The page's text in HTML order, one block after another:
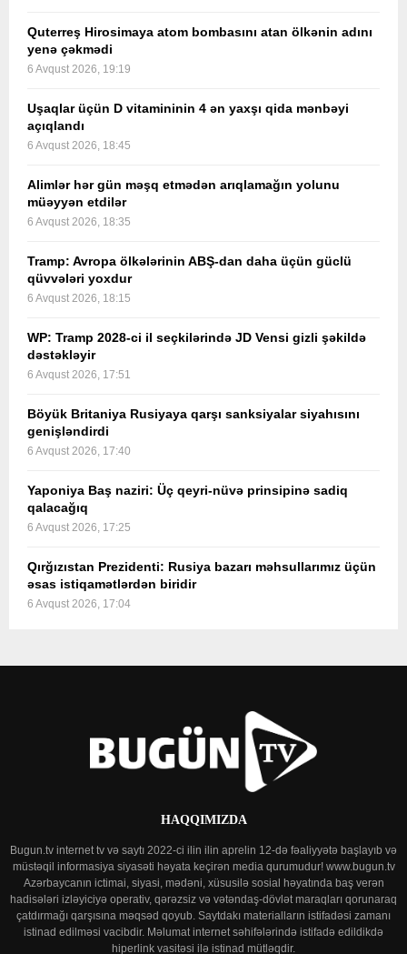
Quterreş Hirosimaya atom bombasını atan ölkənin adını
yenə çəkmədi
6 Avqust 2026, 19:19
Uşaqlar üçün D vitamininin 4 ən yaxşı qida mənbəyi
açıqlandı
6 Avqust 2026, 18:45
Alimlər hər gün məşq etmədən arıqlamağın yolunu
müəyyən etdilər
6 Avqust 2026, 18:35
Tramp: Avropa ölkələrinin ABŞ-dan daha üçün güclü
qüvvələri yoxdur
6 Avqust 2026, 18:15
WP: Tramp 2028-ci il seçkilərində JD Vensi gizli şəkildə
dəstəkləyir
6 Avqust 2026, 17:51
Böyük Britaniya Rusiyaya qarşı sanksiyalar siyahısını
genişləndirdi
6 Avqust 2026, 17:40
Yaponiya Baş naziri: Üç qeyri-nüvə prinsipinə sadiq
qalacağıq
6 Avqust 2026, 17:25
Qırğızıstan Prezidenti: Rusiya bazarı məhsullarımız üçün
əsas istiqamətlərdən biridir
6 Avqust 2026, 17:04
HAQQIMIZDA
Bugun.tv internet tv və saytı 2022-ci ilin ilin aprelin 12-də fəaliyyətə başlayıb və
müstəqil informasiya siyasəti həyata keçirən media qurumudur! www.bugun.tv
Azərbaycanın ictimai, siyasi, mədəni, xüsusilə sosial həyatında baş verən
hadisələri izləyiciyə operativ, qərəzsiz və vətəndaş-dövlət maraqları qorunaraq
çatdırmağı qarşısına məqsəd qoyub. Saytdakı materialların istifadəsi zamanı
istinad edilməsi vacibdir. Məlumat internet səhifələrində istifadə edildikdə
hiperlink vasitəsi ilə istinad mütləqdir.